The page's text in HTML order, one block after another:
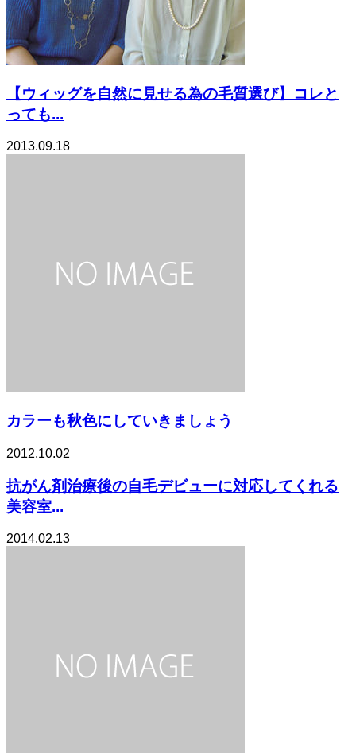
【ウィッグを自然に見せる為の毛質選び】コレと
っても...
2013.09.18
カラーも秋色にしていきましょう
2012.10.02
抗がん剤治療後の自毛デビューに対応してくれる
美容室...
2014.02.13